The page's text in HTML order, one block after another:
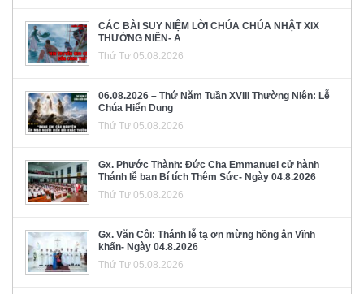
CÁC BÀI SUY NIỆM LỜI CHÚA CHÚA NHẬT XIX
THƯỜNG NIÊN- A
Thứ Tư 05.08.2026
06.08.2026 – Thứ Năm Tuần XVIII Thường Niên: Lễ
Chúa Hiển Dung
Thứ Tư 05.08.2026
Gx. Phước Thành: Đức Cha Emmanuel cử hành
Thánh lễ ban Bí tích Thêm Sức- Ngày 04.8.2026
Thứ Tư 05.08.2026
Gx. Văn Côi: Thánh lễ tạ ơn mừng hồng ân Vĩnh
khấn- Ngày 04.8.2026
Thứ Tư 05.08.2026